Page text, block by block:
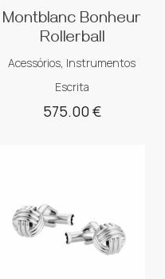
Montblanc Bonheur
Rollerball
Acessórios, Instrumentos
Escrita
575.00€